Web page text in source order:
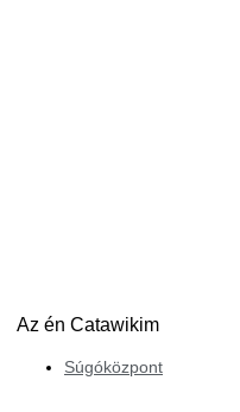
Az én Catawikim
Súgóközpont